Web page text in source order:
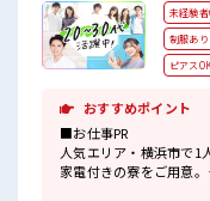
未経験者
制服あり
ピアスOK
おすすめポイント
■お仕事PR
人気エリア・横浜市で1
家電付きの寮をご用意。
現地までの赴任交通費